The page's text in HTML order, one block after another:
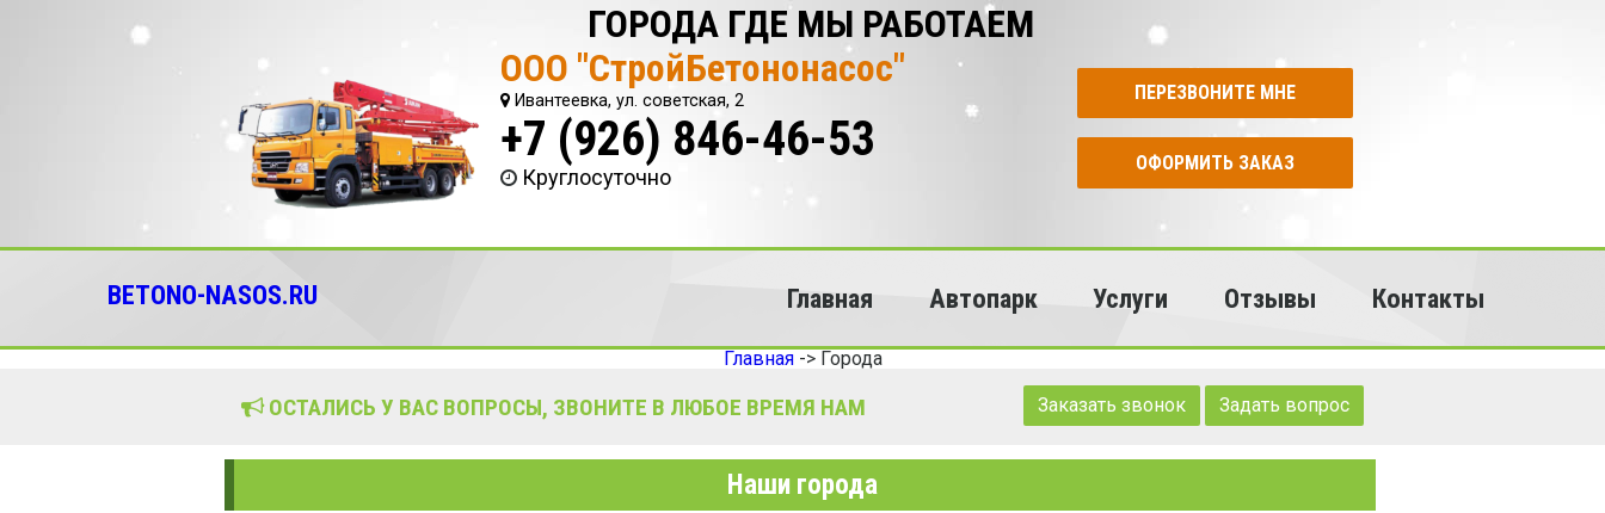
ГОРОДА ГДЕ МЫ РАБОТАЕМ
ООО "СтройБетононасос"
Ивантеевка, ул. советская, 2
+7 (926) 846-46-53
Круглосуточно
ПЕРЕЗВОНИТЕ МНЕ
ОФОРМИТЬ ЗАКАЗ
BETONO-NASOS.RU Главная Автопарк Услуги Отзывы Контакты
Главная-> Города
ОСТАЛИСЬ У ВАС ВОПРОСЫ, ЗВОНИТЕ В ЛЮБОЕ ВРЕМЯ НАМ Заказать звонок Задать вопрос
Наши города